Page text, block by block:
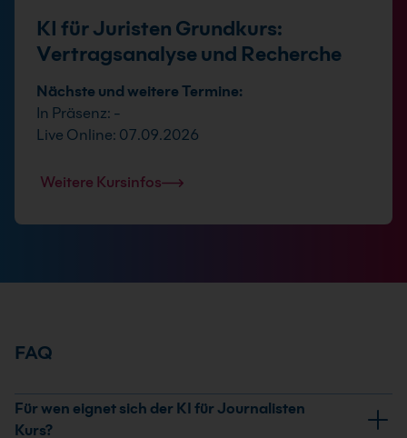
KI für Juristen Grundkurs:
Vertragsanalyse und Recherche
Nächste und weitere Termine:
In Präsenz: -
Live Online: 07.09.2026
Weitere Kursinfos
FAQ
Für wen eignet sich der KI für Journalisten
Kurs?